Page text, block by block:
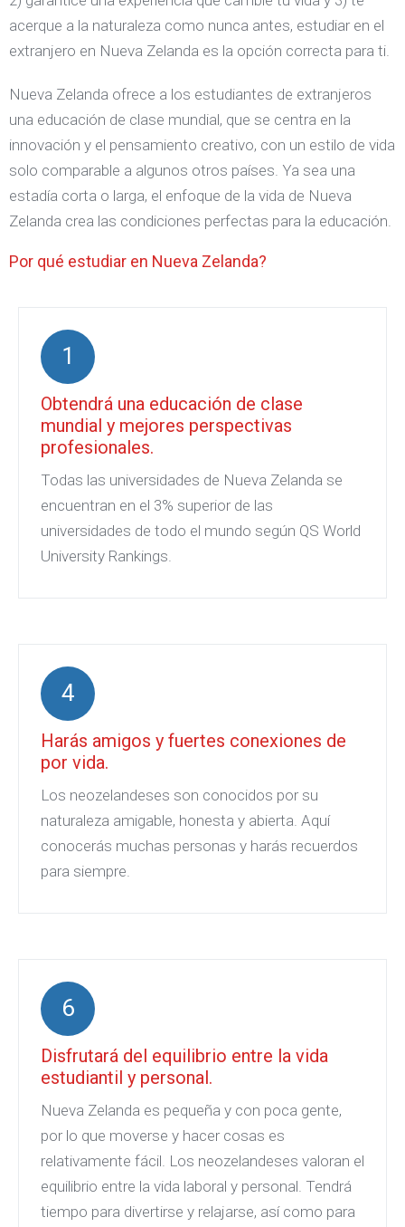
acerque a la naturaleza como nunca antes, estudiar en el
extranjero en Nueva Zelanda es la opción correcta para ti.
Nueva Zelanda ofrece a los estudiantes de extranjeros
una educación de clase mundial, que se centra en la
innovación y el pensamiento creativo, con un estilo de vida
solo comparable a algunos otros países. Ya sea una
estadía corta o larga, el enfoque de la vida de Nueva
Zelanda crea las condiciones perfectas para la educación.
Por qué estudiar en Nueva Zelanda?
1
Obtendrá una educación de clase
mundial y mejores perspectivas
profesionales.
Todas las universidades de Nueva Zelanda se
encuentran en el 3% superior de las
universidades de todo el mundo según QS World
University Rankings.
4
Harás amigos y fuertes conexiones de
por vida.
Los neozelandeses son conocidos por su
naturaleza amigable, honesta y abierta. Aquí
conocerás muchas personas y harás recuerdos
para siempre.
6
Disfrutará del equilibrio entre la vida
estudiantil y personal.
Nueva Zelanda es pequeña y con poca gente,
por lo que moverse y hacer cosas es
relativamente fácil. Los neozelandeses valoran el
equilibrio entre la vida laboral y personal. Tendrá
tiempo para divertirse y relajarse, así como para